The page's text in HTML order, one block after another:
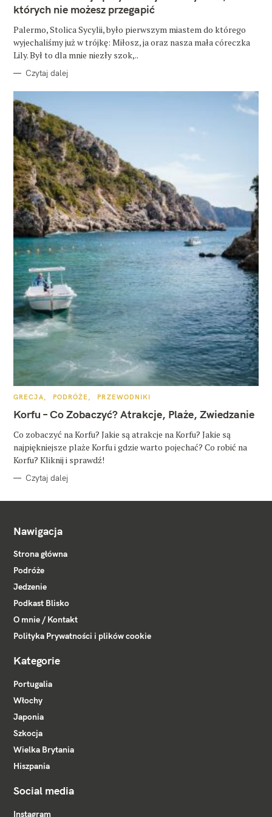
R
których nie możesz przegapić
Palermo, Stolica Sycylii, było pierwszym miastem do którego
wyjechaliśmy już w trójkę: Miłosz, ja oraz nasza mała córeczka
Lily. Był to dla mnie niezły szok,..
Czytaj dalej
K
T
E
O
R
I
GRECJA PODRÓŻE PRZEWODNIKI
Korfu – Co Zobaczyć? Atrakcje, Plaże, Zwiedzanie
Co zobaczyć na Korfu? Jakie są atrakcje na Korfu? Jakie są
najpiękniejsze plaże Korfu i gdzie warto pojechać? Co robić na
Korfu? Kliknij i sprawdź!
Czytaj dalej
Nawigacja
Strona główna
Podróże
Jedzenie
Podkast Blisko
O mnie / Kontakt
Polityka Prywatności i plików cookie
Kategorie
Portugalia
Włochy
Japonia
Szkocja
Wielka Brytania
Hiszpania
Social media
Instagram